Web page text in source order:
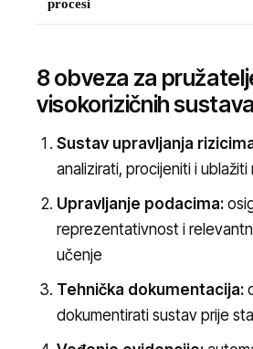
procesi
8 obveza za
visokorizičnih sustava
Sustav upravljanja
analizirati, procijeniti i ublažiti
Upravljanje podacima:
reprezentativnost i
učenje
Tehnička dokumentacija:
dokumentirati sustav prije